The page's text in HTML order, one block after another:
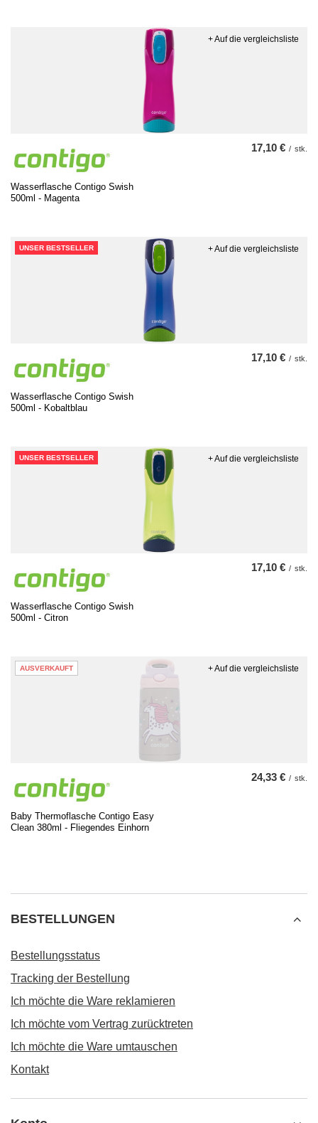
Wasserflasche Contigo Swish
500ml - Magenta
17,10 € / stk.
+ Auf die vergleichsliste
UNSER BESTSELLER
Wasserflasche Contigo Swish
500ml - Kobaltblau
17,10 € / stk.
+ Auf die vergleichsliste
UNSER BESTSELLER
Wasserflasche Contigo Swish
500ml - Citron
17,10 € / stk.
+ Auf die vergleichsliste
AUSVERKAUFT
Baby Thermoflasche Contigo Easy
Clean 380ml - Fliegendes Einhorn
24,33 € / stk.
+ Auf die vergleichsliste
BESTELLUNGEN
Bestellungsstatus
Tracking der Bestellung
Ich möchte die Ware reklamieren
Ich möchte vom Vertrag zurücktreten
Ich möchte die Ware umtauschen
Kontakt